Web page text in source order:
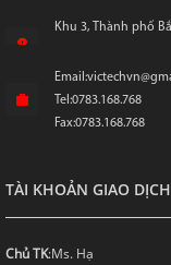
Khu 3, Thành phố
Tel:0783.168.768
Fax:0783.168.768
TÀI KHOẢN GIAO DỊCH
Chủ TK:Ms. Hạ